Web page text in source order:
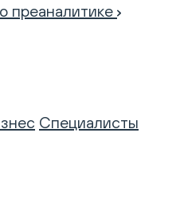
преаналитике
Специалисты